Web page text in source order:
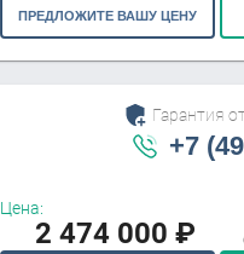
ПРЕДЛОЖИТЕ ВАШУ ЦЕНУ
Гарантия
+7
Цена:
2 474 000 ₽